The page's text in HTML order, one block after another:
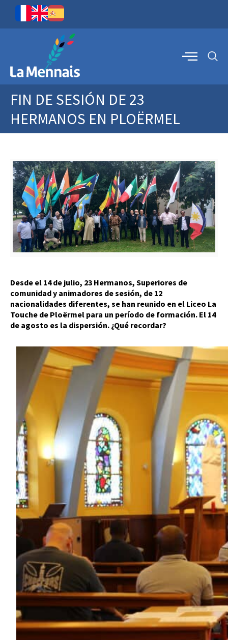
FIN DE SESIÓN DE 23
HERMANOS EN PLOËRMEL
Desde el 14 de julio, 23 Hermanos, Superiores de
comunidad y animadores de sesión, de 12
nacionalidades diferentes, se han reunido en el Liceo La
Touche de Ploërmel para un período de formación. El 14
de agosto es la dispersión. ¿Qué recordar?